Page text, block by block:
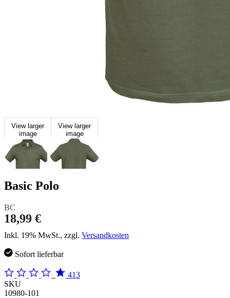
View larger
image
View larger
image
Basic Polo
BC
18,99 €
Inkl. 19% MwSt., zzgl. Versandkosten
Sofort lieferbar
413
SKU
10980-101